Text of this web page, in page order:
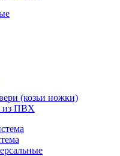
(козьи ножки)
из ПВХ